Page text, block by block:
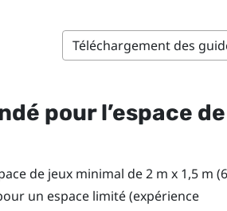
Téléchargement des
pour l’espace de
de jeux minimal de 2 m x 1,5 m
un espace limité (expérience